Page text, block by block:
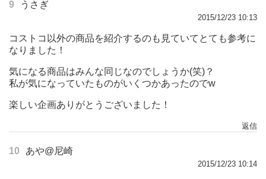
9 うさぎ
2015/12/23 10:13
コストコ以外の商品を紹介するのも見ていてとても参考に
なりました！
気になる商品はみんな同じなのでしょうか(笑)？
私が気になっていたものがいくつかあったのでw
楽しい企画ありがとうございました！
返信
10 あや@尼崎
2015/12/23 10:14